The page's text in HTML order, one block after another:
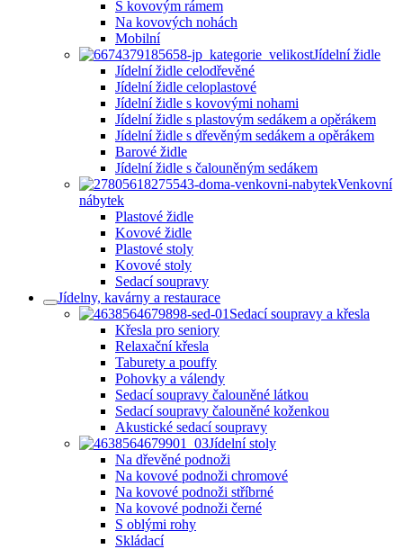
S kovovým rámem
Na kovových nohách
Mobilní
Jídelní židle
Jídelní židle celodřevěné
Jídelní židle celoplastové
Jídelní židle s kovovými nohami
Jídelní židle s plastovým sedákem a opěrákem
Jídelní židle s dřevěným sedákem a opěrákem
Barové židle
Jídelní židle s čalouněným sedákem
Venkovní
nábytek
Plastové židle
Kovové židle
Plastové stoly
Kovové stoly
Sedací soupravy
Jídelny, kavárny a restaurace
Sedací soupravy a křesla
Křesla pro seniory
Relaxační křesla
Taburety a pouffy
Pohovky a válendy
Sedací soupravy čalouněné látkou
Sedací soupravy čalouněné koženkou
Akustické sedací soupravy
Jídelní stoly
Na dřevěné podnoži
Na kovové podnoži chromové
Na kovové podnoži stříbrné
Na kovové podnoži černé
S oblými rohy
Skládací